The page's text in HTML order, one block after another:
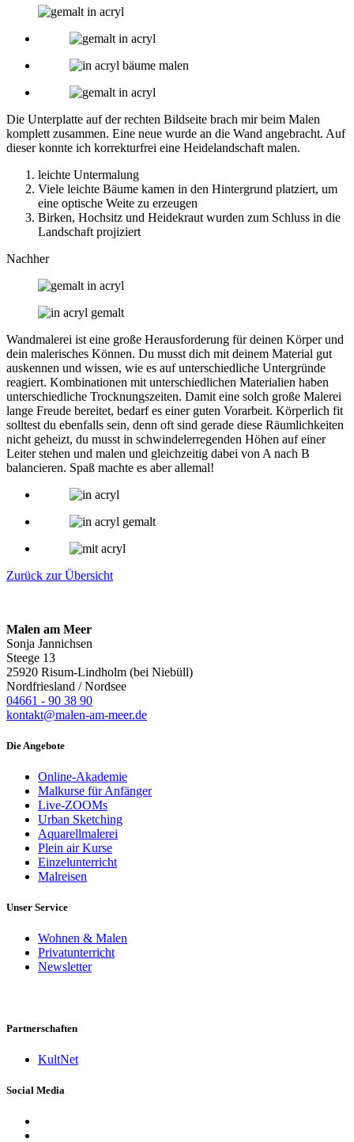
Die Unterplatte auf der rechten Bildseite brach mir beim Malen
komplett zusammen. Eine neue wurde an die Wand angebracht. Auf
dieser konnte ich korrekturfrei eine Heidelandschaft malen.
leichte Untermalung
Viele leichte Bäume kamen in den Hintergrund platziert, um
eine optische Weite zu erzeugen
Birken, Hochsitz und Heidekraut wurden zum Schluss in die
Landschaft projiziert
Nachher
Wandmalerei ist eine große Herausforderung für deinen Körper und
dein malerisches Können. Du musst dich mit deinem Material gut
auskennen und wissen, wie es auf unterschiedliche Untergründe
reagiert. Kombinationen mit unterschiedlichen Materialien haben
unterschiedliche Trocknungszeiten. Damit eine solch große Malerei
lange Freude bereitet, bedarf es einer guten Vorarbeit. Körperlich fit
solltest du ebenfalls sein, denn oft sind gerade diese Räumlichkeiten
nicht geheizt, du musst in schwindelerregenden Höhen auf einer
Leiter stehen und malen und gleichzeitig dabei von A nach B
balancieren. Spaß machte es aber allemal!
Zurück zur Übersicht
Malen am Meer
Sonja Jannichsen
Steege 13
25920 Risum-Lindholm (bei Niebüll)
Nordfriesland / Nordsee
04661 - 90 38 90
kontakt@malen-am-meer.de
Die Angebote
Online-Akademie
Malkurse für Anfänger
Live-ZOOMs
Urban Sketching
Aquarellmalerei
Plein air Kurse
Einzelunterricht
Malreisen
Unser Service
Wohnen & Malen
Privatunterricht
Newsletter
Partnerschaften
KultNet
Social Media